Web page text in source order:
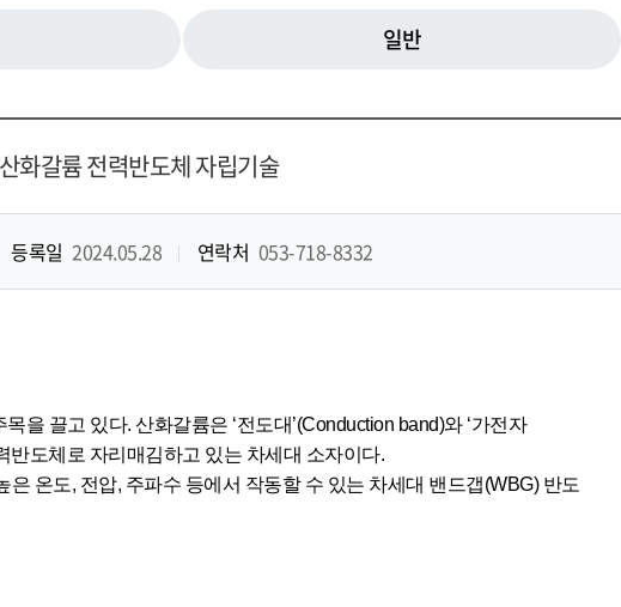
일반
화갈륨 전력반도체 자립기술
등록일 2024.05.28 연락처 053-718-8332
끌고 있다. 산화갈륨은 ‘전도대’(Conduction band)와 ‘가전자
반도체로 자리매김하고 있는 차세대 소자이다.
온도, 전압, 주파수 등에서 작동할 수 있는 차세대 밴드갭(WBG) 반도